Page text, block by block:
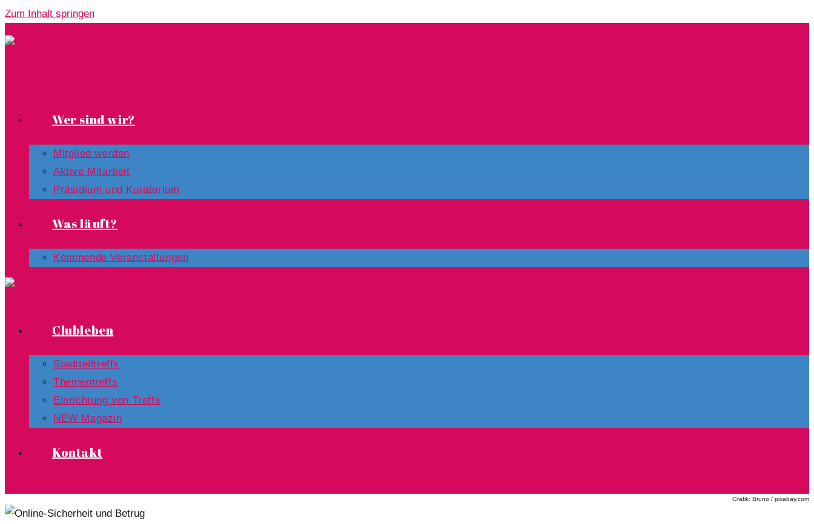
Zum Inhalt springen
Wer sind wir?
Mitglied werden
Aktive Mitarbeit
Präsidium und Kuratorium
Was läuft?
Kommende Veranstaltungen
Clubleben
Stadtteiltreffs
Thementreffs
Einrichtung von Treffs​
NEW Magazin
Kontakt
Grafik: Bruno / pixabay.com